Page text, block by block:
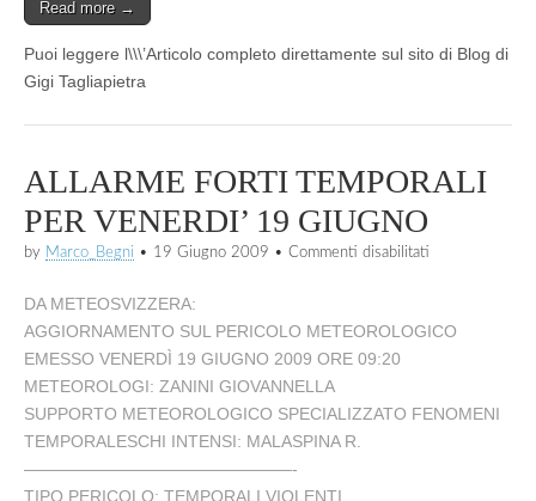
Read more →
Puoi leggere l\\\’Articolo completo direttamente sul sito di Blog di
Gigi Tagliapietra
ALLARME FORTI TEMPORALI
PER VENERDI’ 19 GIUGNO
by Marco_Begni • 19 Giugno 2009 • Commenti disabilitati
PER
DA METEOSVIZZERA:
AGGIORNAMENTO SUL PERICOLO METEOROLOGICO
EMESSO VENERDÌ 19 GIUGNO 2009 ORE 09:20
METEOROLOGI: ZANINI GIOVANNELLA
SUPPORTO METEOROLOGICO SPECIALIZZATO FENOMENI
TEMPORALESCHI INTENSI: MALASPINA R.
————————————————-
TIPO PERICOLO: TEMPORALI VIOLENTI